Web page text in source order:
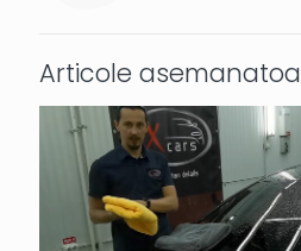
Articole